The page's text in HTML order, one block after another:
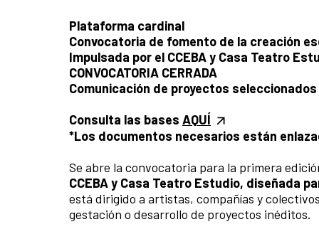
Plataforma cardinal
Convocatoria de fomento de la creación
Impulsada por el CCEBA y Casa Teatro
CONVOCATORIA CERRADA
Comunicación de proyectos
Consulta las bases AQUÍ
*Los documentos necesarios están
Se abre la convocatoria para la primera
CCEBA y Casa Teatro Estudio, diseñada
está dirigido a artistas, compañías y
gestación o desarrollo de proyectos inéditos.